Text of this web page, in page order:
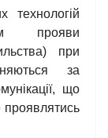
технологій
прояви
при
за
що